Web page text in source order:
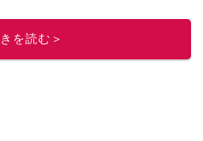
情報をお届けしているので、ぜひ
を読む＞